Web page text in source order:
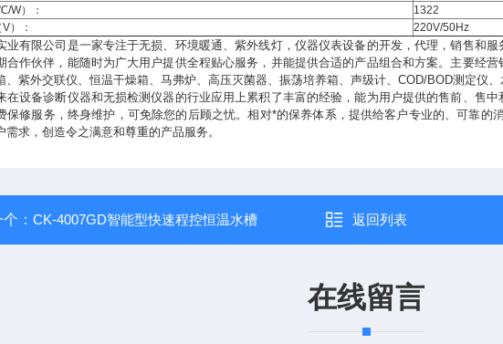
W）：
1322
）：
220V/50Hz
业有限公司是一家专注于无损、环境暖通、紫外线灯，仪器仪表设备的开发，代理，销售和
合作伙伴，能随时为广大用户提供全程贴心服务，并能提供合适的产品组合和方案。主要经营
、紫外交联仪、恒温干燥箱、马弗炉、高压灭菌器、振荡培养箱、声级计、COD/BOD测定仪、
在设备诊断仪器和无损检测仪器的行业应用上累积了丰富的经验，能为用户提供的售前、售
保修服务，终身维护，可免除您的后顾之忧。相对*的保养体系，提供给客户专业的、可靠的
需求，创造令之满意和尊重的产品服务。
个：CK-4007GD智能型快速程控恒温水槽 返回列表
在线留言